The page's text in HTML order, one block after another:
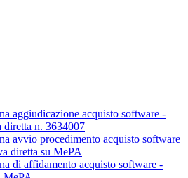
aggiudicazione acquisto software -
diretta n. 3634007
avvio procedimento acquisto software
diretta su MePA
di affidamento acquisto software -